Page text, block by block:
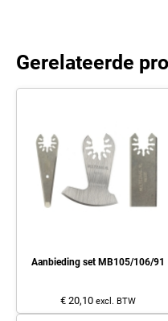
Gerelateerde
Aanbieding set MB105/106/91
€ 20,10 excl. BTW